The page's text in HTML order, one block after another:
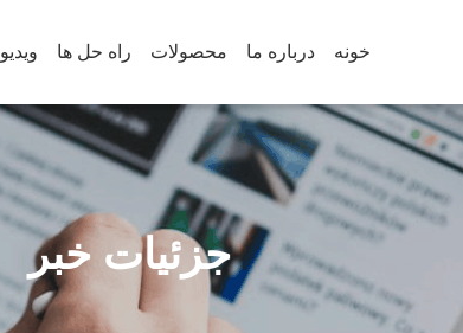
خونه درباره ما محصولات راه حل ها ویدیو
جزئیات خبر